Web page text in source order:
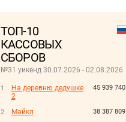
ТОП-10
КАССОВЫХ
СБОРОВ
№31 уикенд 30.07.2026 - 02.08.2026
45 939 740
На деревню дедушке
2
38 387 809
Майкл